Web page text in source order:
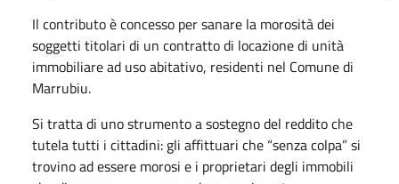
Il contributo è concesso per sanare la morosità dei
soggetti titolari di un contratto di locazione di unità
immobiliare ad uso abitativo, residenti nel Comune di
Marrubiu.
Si tratta di uno strumento a sostegno del reddito che
tutela tutti i cittadini: gli affittuari che “senza colpa” si
trovino ad essere morosi e i proprietari degli immobili